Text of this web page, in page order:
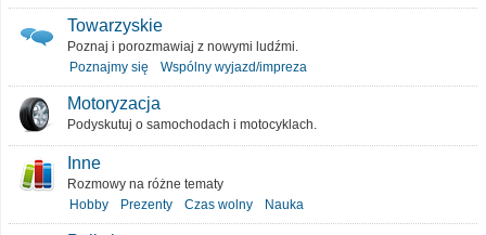
Towarzyskie
Poznaj i porozmawiaj z nowymi ludźmi.
Poznajmy się
Wspólny wyjazd/impreza
Motoryzacja
Podyskutuj o samochodach i motocyklach.
Inne
Rozmowy na różne tematy
Hobby
Prezenty Czas wolny Nauka